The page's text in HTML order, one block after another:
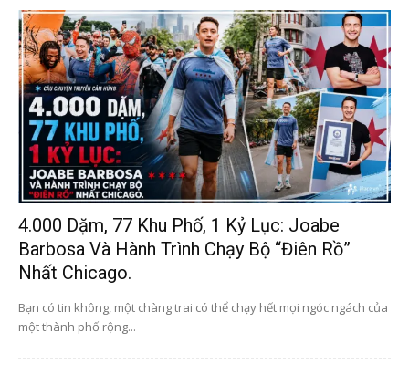
4.000 Dặm, 77 Khu Phố, 1 Kỷ Lục: Joabe
Barbosa Và Hành Trình Chạy Bộ “điên Rồ”
Nhất Chicago.
Bạn có tin không, một chàng trai có thể chạy hết mọi ngóc ngách của
một thành phố rộng...